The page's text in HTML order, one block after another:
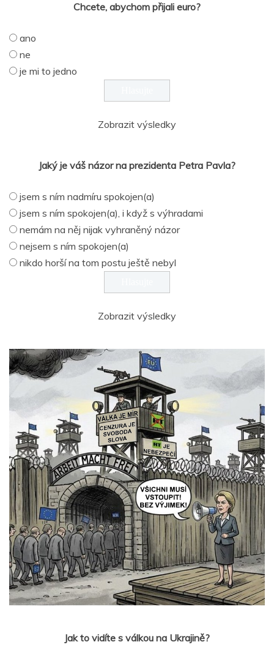
Chcete, abychom přijali euro?
ano
ne
je mi to jedno
Zobrazit výsledky
Jaký je váš názor na prezidenta Petra Pavla?
jsem s ním nadmíru spokojen(a)
jsem s ním spokojen(a), i když s výhradami
nemám na něj nijak vyhraněný názor
nejsem s ním spokojen(a)
nikdo horší na tom postu ještě nebyl
Zobrazit výsledky
Jak to vidíte s válkou na Ukrajině?